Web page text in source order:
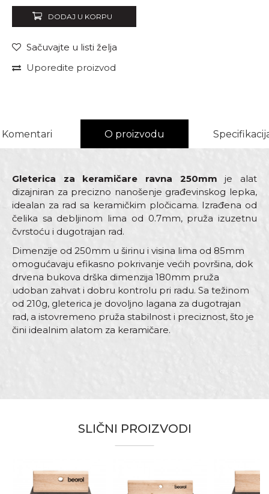
DODAJ U KORPU
Sačuvajte u listi želja
Uporedite proizvod
Komentari O proizvodu
Gleterica za keramičare ravna 250mm je alat
dizajniran za precizno nanošenje građevinskog lepka,
idealan za rad sa keramičkim pločicama. Izrađena od
čelika sa debljinom lima od 0.7mm, pruža izuzetnu
čvrstoću i dugotrajan rad.
Dimenzije od 250mm u širinu i visina lima od 85mm
omogućavaju efikasno pokrivanje većih površina, dok
drvena bukova drška dimenzija 180mm pruža
udoban zahvat i dobru kontrolu pri radu. Sa težinom
od 210g, gleterica je dovoljno lagana za dugotrajan
rad, a istovremeno pruža stabilnost i preciznost, što je
čini idealnim alatom za keramičare.
Beorol
Drška
SLIČNI PROIZVODI